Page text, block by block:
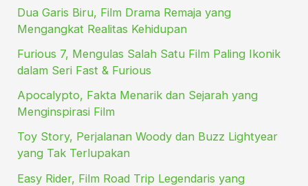
Dua Garis Biru, Film Drama Remaja yang
Mengangkat Realitas Kehidupan
Furious 7, Mengulas Salah Satu Film Paling Ikonik
dalam Seri Fast & Furious
Apocalypto, Fakta Menarik dan Sejarah yang
Menginspirasi Film
Toy Story, Perjalanan Woody dan Buzz Lightyear
yang Tak Terlupakan
Easy Rider, Film Road Trip Legendaris yang